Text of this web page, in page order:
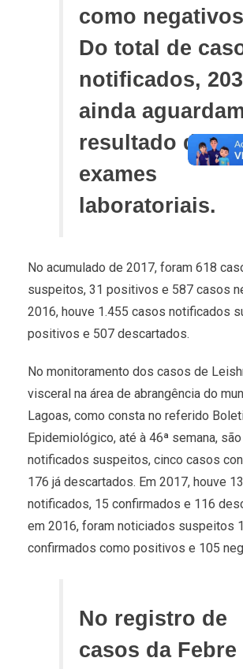
como
Do total de
notificados, 203
ainda
resultado de
exames
laboratoriais.
No acumulado de 2017, foram 618
suspeitos, 31 positivos e 587 casos
2016, houve 1.455 casos notificados
positivos e 507 descartados.
No monitoramento dos casos de
visceral na área de abrangência do
Lagoas, como consta no referido
Epidemiológico, até à 46ª semana,
notificados suspeitos, cinco casos
176 já descartados. Em 2017, houve
notificados, 15 confirmados e 116
em 2016, foram noticiados suspeitos
confirmados como positivos e 105
No registro de
casos da Febre